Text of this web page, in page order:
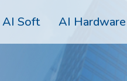
AI Soft AI Hardware